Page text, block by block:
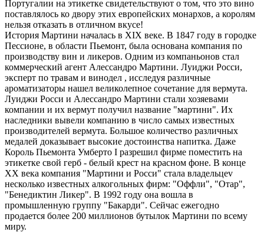
Португалии на этикетке свидетельствуют о том, что это вино
поставлялось ко двору этих европейских монархов, а королям
нельзя отказать в отличном вкусе!
История Мартини началась в XIX веке. В 1847 году в городке
Пессионе, в области Пьемонт, была основана компания по
производству вин и ликеров. Одним из компаньонов стал
коммерческий агент Алессандро Мартини. Луиджи Росси,
эксперт по травам и винодел , исследуя различные
ароматизаторы нашел великолепное сочетание для вермута.
Луиджи Росси и Алессандро Мартини стали хозяевами
компании и их вермут получил название "мартини". Их
наследники вывели компанию в число самых известных
производителей вермута. Большое количество различных
медалей доказывает высокие достоинства напитка. Даже
Король Пьемонта Умберто I разрешил фирме поместить на
этикетке свой герб - белый крест на красном фоне. В конце
ХХ века компания "Мартини и Росси" стала владельцеv
несколько известных алкогольных фирм: "Оффли", "Отар",
"Бенедиктин Ликер". В 1992 году она вошла в
промышленную группу "Бакарди". Сейчас ежегодно
продается более 200 миллионов бутылок Мартини по всему
миру.